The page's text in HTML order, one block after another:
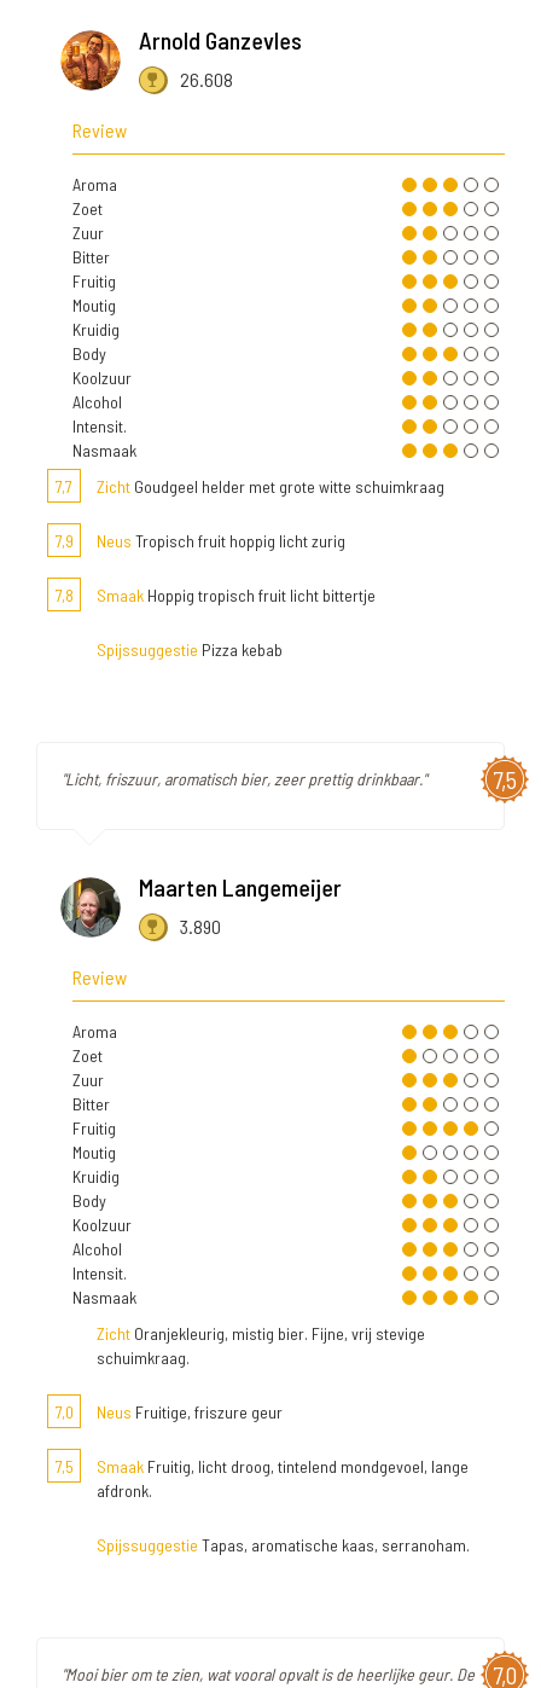
Arnold Ganzevles
26.608
Review
Aroma
Zoet
Zuur
Bitter
Fruitig
Moutig
Kruidig
Body
Koolzuur
Alcohol
Intensit.
Nasmaak
7,7
Zicht Goudgeel helder met grote witte schuimkraag
7,9 Neus Tropisch fruit hoppig licht zurig
7,8 Smaak Hoppig tropisch fruit licht bittertje
Spijssuggestie Pizza kebab
7,5
"Licht, friszuur, aromatisch bier, zeer prettig drinkbaar."
Maarten Langemeijer
3.890
Review
Aroma
Zoet
Zuur
Bitter
Fruitig
Moutig
Kruidig
Body
Koolzuur
Alcohol
Intensit.
Nasmaak
Zicht Oranjekleurig, mistig bier. Fijne, vrij stevige
schuimkraag.
7,0 Neus Fruitige, friszure geur
7,5 Smaak Fruitig, licht droog, tintelend mondgevoel, lange
afdronk.
Spijssuggestie Tapas, aromatische kaas, serranoham.
7,0
"Mooi bier om te zien, wat vooral opvalt is de heerlijke geur. De